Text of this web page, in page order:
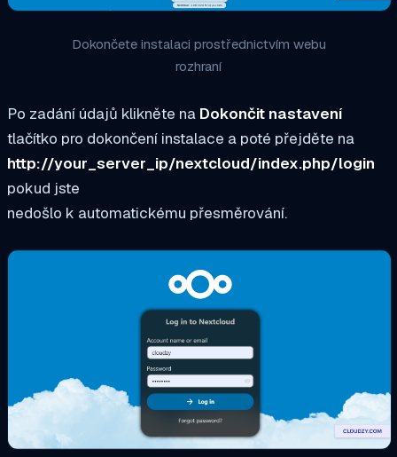
Dokončete instalaci prostřednictvím webu
rozhraní
Po zadání údajů klikněte na Dokončit nastavení
tlačítko pro dokončení instalace a poté přejděte na
http://your_server_ip/nextcloud/index.php/login
pokud jste
nedošlo k automatickému přesměrování.